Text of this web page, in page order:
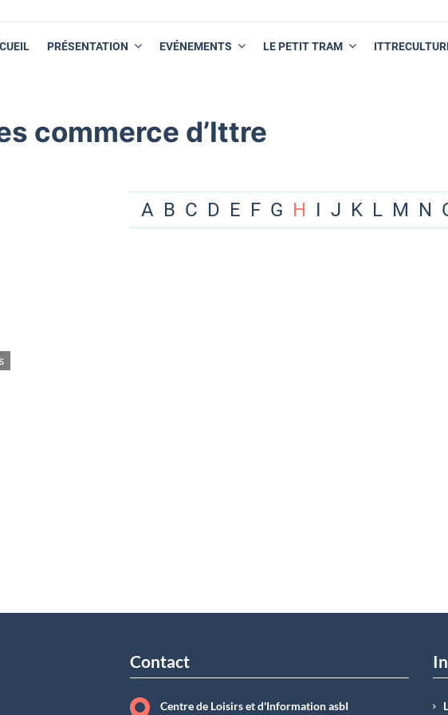
PRÉSENTATION EVÉNEMENTS LE PETIT TRAM
commerce d’Ittre
A B C D E F G H I J K L M N
Contact
Centre de Loisirs et d'Information asbI